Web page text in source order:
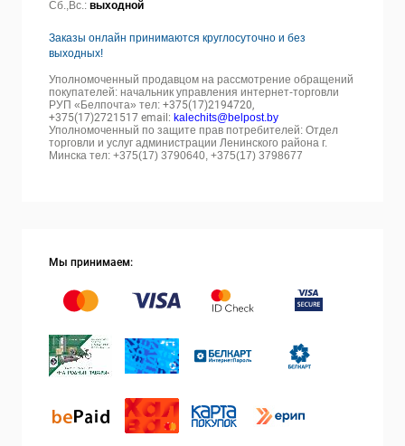
Сб.,Вс.: выходной
Заказы онлайн принимаются круглосуточно и без
выходных!
Уполномоченный продавцом на рассмотрение обращений
покупателей: начальник управления интернет-торговли
РУП «Белпочта» тел: +375(17)2194720,
+375(17)2721517 email: kalechits@belpost.by
Уполномоченный по защите прав потребителей: Отдел
торговли и услуг администрации Ленинского района г.
Минска тел: +375(17) 3790640, +375(17) 3798677
Мы принимаем: